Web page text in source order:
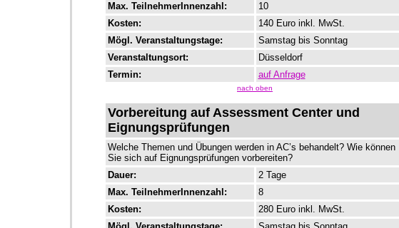
Max. TeilnehmerInnenzahl:
10
Kosten:
140 Euro inkl. MwSt.
Mögl. Veranstaltungstage:
Samstag bis Sonntag
Veranstaltungsort:
Düsseldorf
Termin:
auf Anfrage
nach oben
Vorbereitung auf Assessment Center und
Eignungsprüfungen
Welche Themen und Übungen werden in AC’s behandelt? Wie können
Sie sich auf Eignungsprüfungen vorbereiten?
Dauer:
2 Tage
Max. TeilnehmerInnenzahl:
8
Kosten:
280 Euro inkl. MwSt.